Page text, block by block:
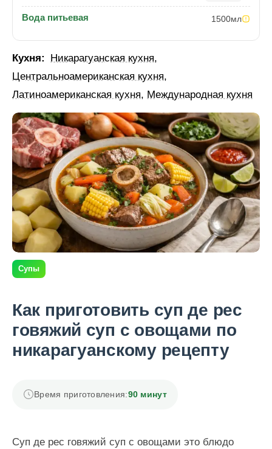
Вода питьевая 1500мл
Кухня: Никарагуанская кухня,
Центральноамериканская кухня,
Латиноамериканская кухня, Международная кухня
Супы
Как приготовить суп де рес
говяжий суп с овощами по
никарагуанскому рецепту
Время приготовления:90 минут
Суп де рес говяжий суп с овощами это блюдо